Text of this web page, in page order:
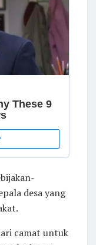
desa yang
camat untuk